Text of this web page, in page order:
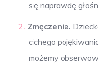
się naprawdę
Zmęczenie.
cichego
możemy